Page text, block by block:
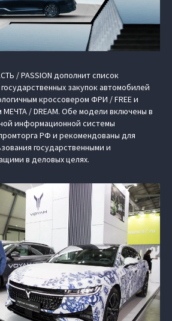
/ PASSION дополнит список
закупок автомобилей
кроссовером ФРИ / FREE и
/ DREAM. Обе модели включены в
информационной системы
РФ и рекомендованы для
государственными и
в деловых целях.